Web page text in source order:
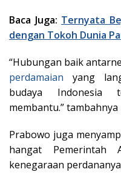
Baca Juga: Ternyata
dengan Tokoh Dunia
“Hubungan baik
perdamaian yang
budaya Indonesia
membantu.” tambahnya
Prabowo juga
hangat Pemerintah
kenegaraan